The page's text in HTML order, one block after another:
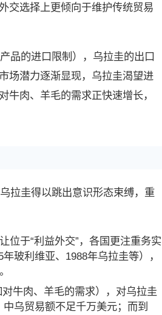
交选择上更倾向于维护传统贸易
品的进口限制），乌拉圭的出口
场潜力逐渐显现，乌拉圭渴望进
肉、羊毛的需求正快速增长，
拉圭得以跳出意识形态束缚，重
位于“利益外交”，各国更注重务实
玻利维亚、1988年乌拉圭等），
牛肉、羊毛的需求），对乌拉圭
乌贸易额不足千万美元；而到